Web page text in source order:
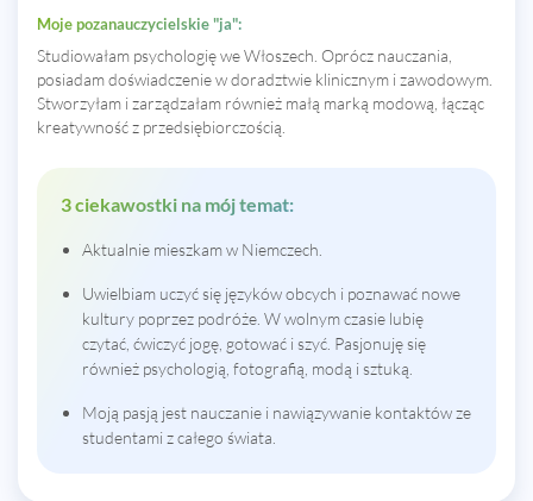
Moje pozanauczycielskie "ja":
Studiowałam psychologię we Włoszech. Oprócz nauczania,
posiadam doświadczenie w doradztwie klinicznym i zawodowym.
Stworzyłam i zarządzałam również małą marką modową, łącząc
kreatywność z przedsiębiorczością.
3 ciekawostki na mój temat:
Aktualnie mieszkam w Niemczech.
Uwielbiam uczyć się języków obcych i poznawać nowe
kultury poprzez podróże. W wolnym czasie lubię
czytać, ćwiczyć jogę, gotować i szyć. Pasjonuję się
również psychologią, fotografią, modą i sztuką.
Moją pasją jest nauczanie i nawiązywanie kontaktów ze
studentami z całego świata.